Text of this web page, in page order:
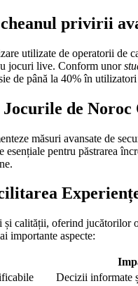
privirii
utilizate de operatorii de
jocuri live. Conform unor
de până la 40% în
de Noroc
măsuri avansate de
esențiale pentru păstrarea
calității, oferind
importante aspecte:
Decizii informate